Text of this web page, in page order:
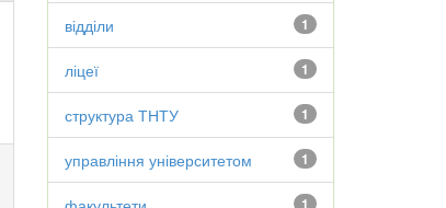
1
відділи
1
ліцеї
1
структура ТНТУ
1
управління університетом
1